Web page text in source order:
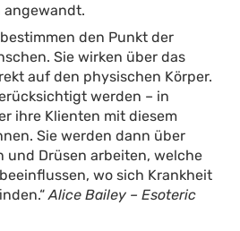
angewandt.
den Punkt der
Sie wirken über das
auf den physischen Körper.
werden – in
ihre Klienten mit diesem
Sie werden dann über
und Drüsen arbeiten, welche
wo sich Krankheit
Alice Bailey – Esoteric